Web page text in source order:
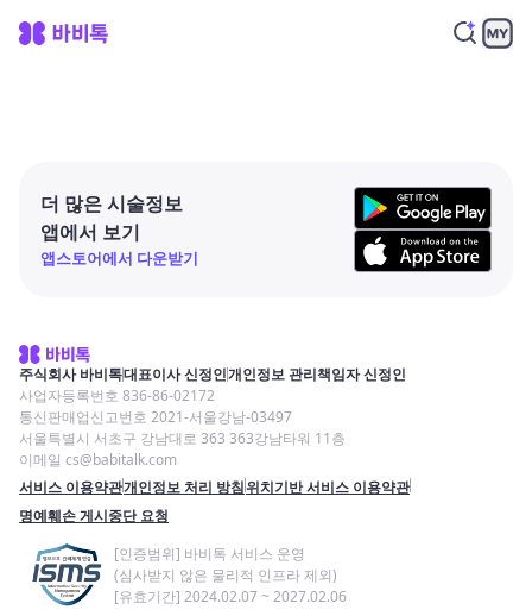
더 많은 시술정보
앱에서 보기
앱스토어에서 다운받기
주식회사 바비톡대표이사 신정인개인정보 관리책임자 신정인
사업자등록번호 836-86-02172
통신판매업신고번호 2021-서울강남-03497
서울특별시 서초구 강남대로 363 363강남타워 11층
이메일 cs@babitalk.com
서비스 이용약관개인정보 처리 방침위치기반 서비스 이용약관
명예훼손 게시중단 요청
[인증범위] 바비톡 서비스 운영
(심사받지 않은 물리적 인프라 제외)
[유효기간] 2024.02.07 ~ 2027.02.06